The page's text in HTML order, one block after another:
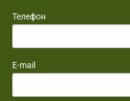
Телефон
E-mail